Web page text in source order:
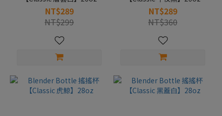
NT$289
NT$299
NT$289
NT$360